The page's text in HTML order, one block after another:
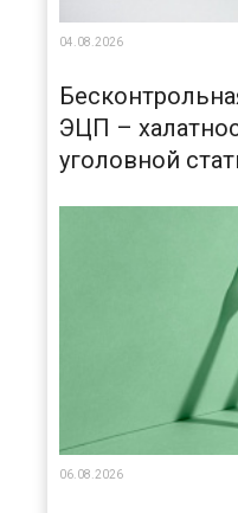
04.08.2026
ЭЦП –
уголовной
06.08.2026